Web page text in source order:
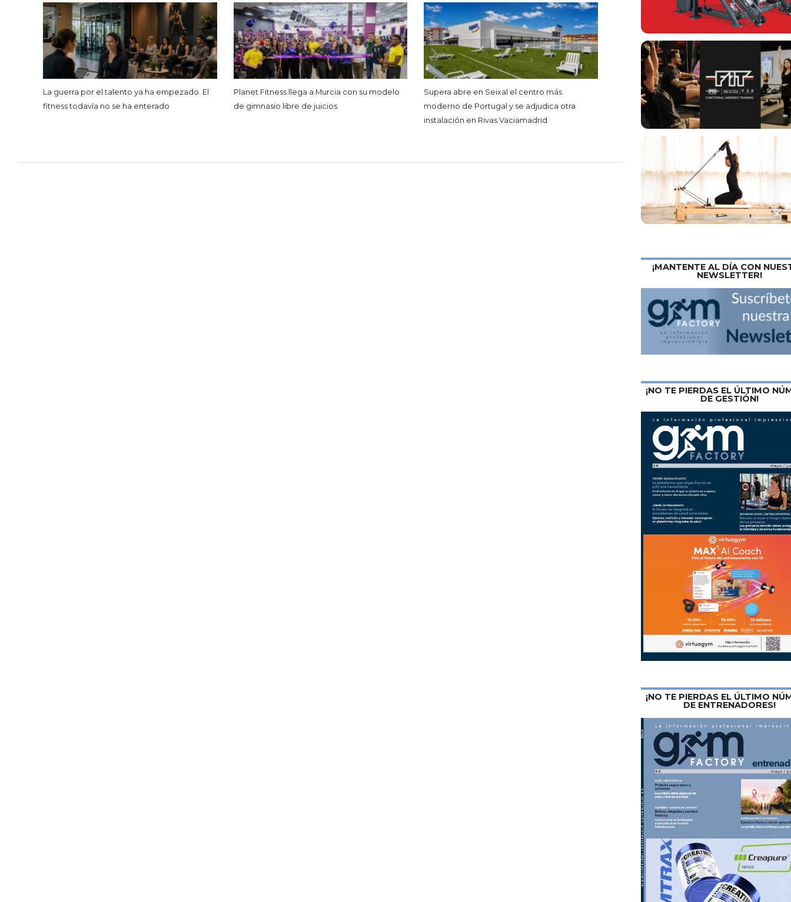
La guerra por el talento ya ha empezado. El
fitness todavía no se ha enterado
Planet Fitness llega a Murcia con su modelo
de gimnasio libre de juicios
Supera abre en Seixal el centro más
moderno de Portugal y se adjudica otra
instalación en Rivas Vaciamadrid
¡MANTENTE AL DÍA CON
NEWSLETTER!
¡NO TE PIERDAS EL ÚLTIMO
DE GESTIÓN!
¡NO TE PIERDAS EL ÚLTIMO
DE ENTRENADORES!